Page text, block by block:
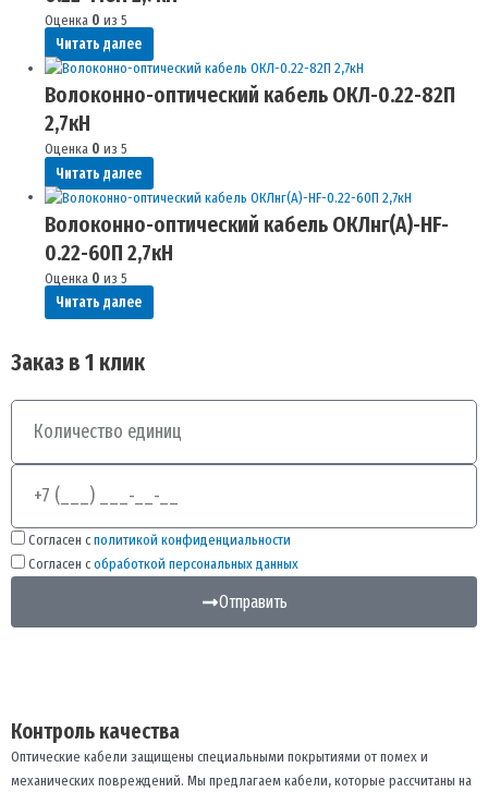
Оценка 0 из 5
Читать далее
Волоконно-оптический кабель ОКЛ-0.22-82П
2,7кН
Оценка 0 из 5
Читать далее
Волоконно-оптический кабель ОКЛнг(A)-HF-
0.22-60П 2,7кН
Оценка 0 из 5
Читать далее
Заказ в 1 клик
Количество
Телефон
Согласен сполитикой конфиденциальности
Согласен собработкой персональных данных
Отправить
Контроль качества
Оптические кабели защищены специальными покрытиями от помех и
механических повреждений. Мы предлагаем кабели, которые рассчитаны на